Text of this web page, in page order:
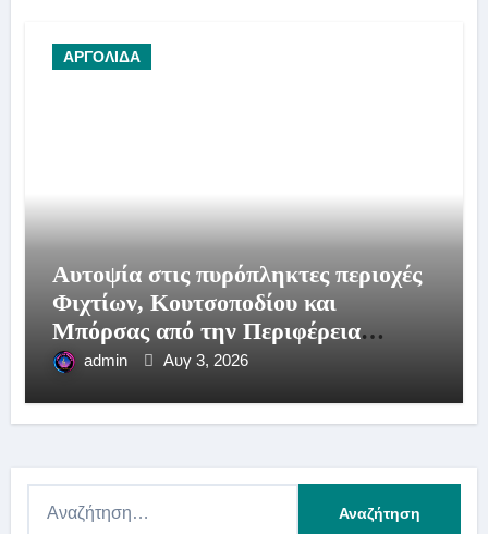
ΑΡΓΟΛΙΔΑ
Αυτοψία στις πυρόπληκτες περιοχές
Φιχτίων, Κουτσοποδίου και
Μπόρσας από την Περιφέρεια
Πελοποννήσου.
admin Αυγ 3, 2026